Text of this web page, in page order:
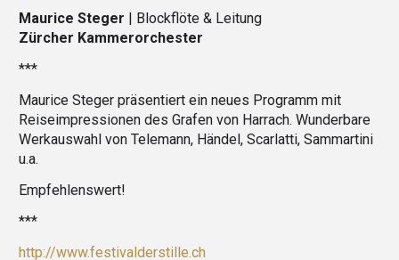
Maurice Steger | Blockflöte & Leitung
Zürcher Kammerorchester
***
Maurice Steger präsentiert ein neues Programm mit
Reiseimpressionen des Grafen von Harrach. Wunderbare
Werkauswahl von Telemann, Händel, Scarlatti, Sammartini
u.a.
Empfehlenswert!
***
http://www.festivalderstille.ch